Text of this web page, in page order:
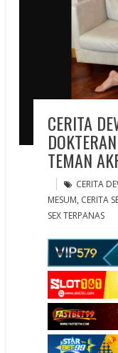
CERITA
TEMAN
CERITA
MESUM, CERITA
SEX TERPANAS